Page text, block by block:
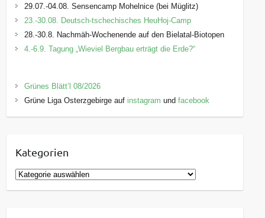
29.07.-04.08. Sensencamp Mohelnice (bei Müglitz)
23.-30.08. Deutsch-tschechisches HeuHoj-Camp
28.-30.8. Nachmäh-Wochenende auf den Bielatal-Biotopen
4.-6.9. Tagung „Wieviel Bergbau erträgt die Erde?“
Grünes Blätt’l 08/2026
Grüne Liga Osterzgebirge auf instagram undfacebook
Kategorien
K
a